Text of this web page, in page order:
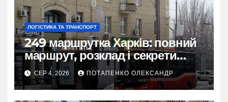
ЛОГІСТИКА ТА ТРАНСПОРТ
249 маршрутка Харків: повний
маршрут, розклад і секрети
зручної поїздки
СЕР 4, 2026 ПОТАПЕНКО ОЛЕКСАНДР